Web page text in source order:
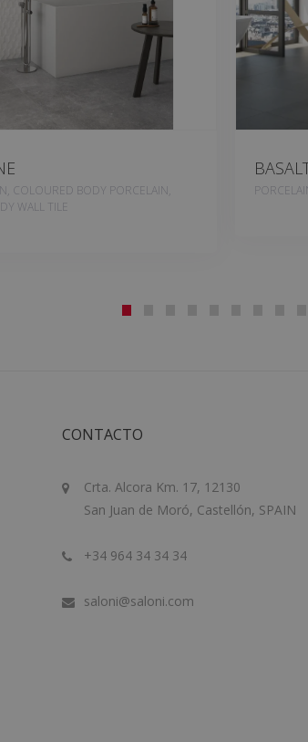
COLOURED BODY PORCELAIN,
WALL TILE
CONTACTO
Crta. Alcora Km. 17, 12130
San Juan de Moró, Castellón, SPAIN
+34 964 34 34 34
saloni@saloni.com